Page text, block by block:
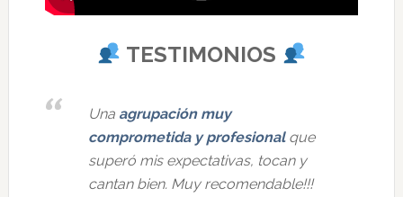
TESTIMONIOS
Una agrupación muy
comprometida y profesionalque
superó mis expectativas, tocan y
cantan bien. Muy recomendable!!!